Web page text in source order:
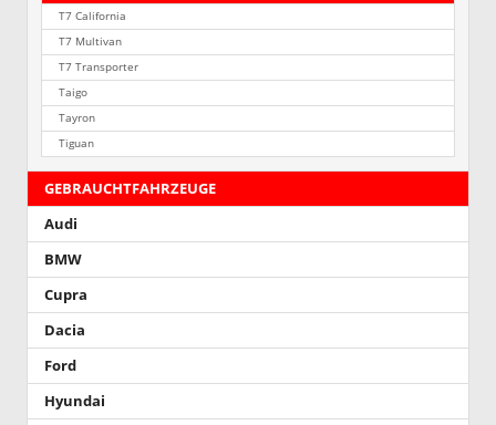
T7 California
T7 Multivan
T7 Transporter
Taigo
Tayron
Tiguan
GEBRAUCHTFAHRZEUGE
Audi
BMW
Cupra
Dacia
Ford
Hyundai